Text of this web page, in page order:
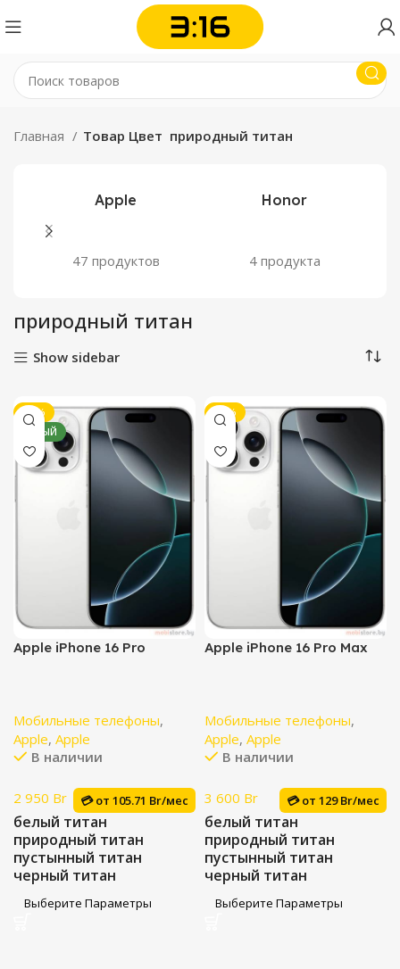
Главная Товар Цвет природный титан
Apple
47 продуктов
Honor
4 продукта
природный титан
Show sidebar
-13%
НОВЫЙ
Apple iPhone 16 Pro
Мобильные телефоны,
Apple, Apple
В наличии
💳 от 105.71 Br/мес
белый титан
природный титан
пустынный титан
черный титан
Выберите Параметры
-14%
Apple iPhone 16 Pro Max
Мобильные телефоны,
Apple, Apple
В наличии
💳 от 129 Br/мес
белый титан
природный титан
пустынный титан
черный титан
Выберите Параметры